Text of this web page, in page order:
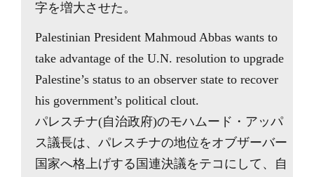
字を増大させた。
Palestinian President Mahmoud Abbas wants to
take advantage of the U.N. resolution to upgrade
Palestine’s status to an observer state to recover
his government’s political clout.
パレスチナ(自治政府)のモハムード・アッパ
ス議長は、パレスチナの地位をオブザーバー
国家へ格上げする国連決議をテコにして、自